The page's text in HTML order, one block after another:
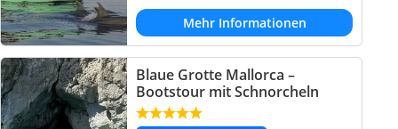
Mehr Informationen
Blaue Grotte Mallorca –
Bootstour mit Schnorcheln